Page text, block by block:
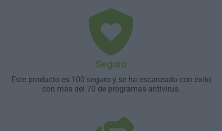
Seguro
Este producto es 100 seguro y se ha escaneado con éxito
con más del 70 de programas antivirus.